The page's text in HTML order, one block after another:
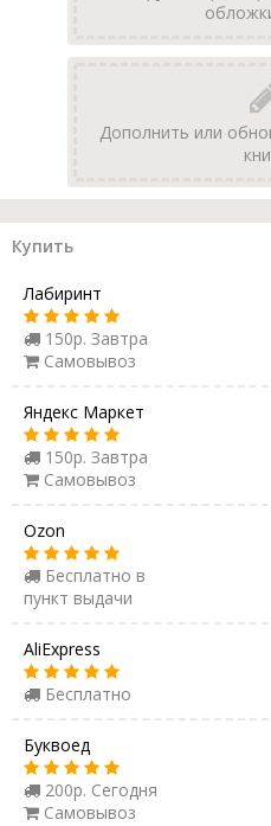
Дополнить или
Купить
Лабиринт
150р. Завтра
Самовывоз
Яндекс Маркет
150р. Завтра
Самовывоз
Ozon
Бесплатно в
пункт выдачи
AliExpress
Бесплатно
Буквоед
200р. Сегодня
Самовывоз